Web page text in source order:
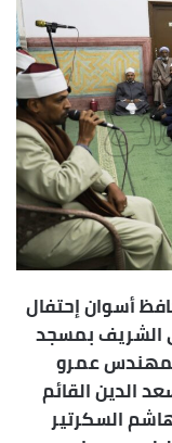
أسوان إحتفال
الشريف بمسجد
عمرو
الدين القائم
السكرتير